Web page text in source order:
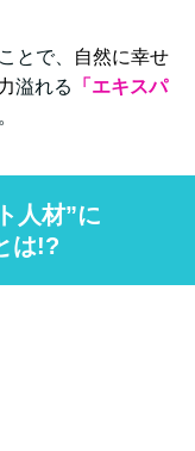
とで、
自然に幸せ
溢れる
「エキスパ
人材”に
は!?